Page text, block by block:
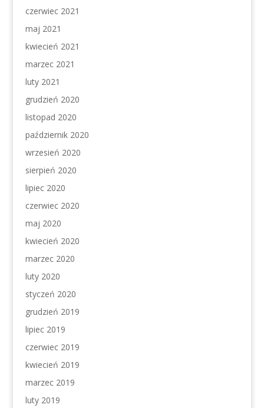
czerwiec 2021
maj 2021
kwiecień 2021
marzec 2021
luty 2021
grudzień 2020
listopad 2020
październik 2020
wrzesień 2020
sierpień 2020
lipiec 2020
czerwiec 2020
maj 2020
kwiecień 2020
marzec 2020
luty 2020
styczeń 2020
grudzień 2019
lipiec 2019
czerwiec 2019
kwiecień 2019
marzec 2019
luty 2019